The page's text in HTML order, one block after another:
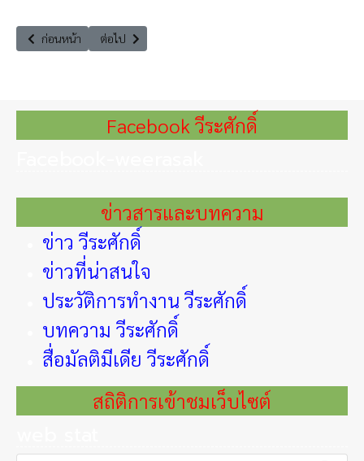
เนื้อหาก่อนหน้า: The Leader Insight "ฟื้นชีวิต...โรงเรียนป่าไม้แพร่"
ก่อนหน้า เนื้อหาถัดไป: รายการทันข่าววุฒิสภา “เศรษฐกิจภายใต้ผืนป่
ต่อไป
Facebook วีระศักดิ์
ข่าวสารและบทความ
ข่าว วีระศักดิ์
ข่าวที่น่าสนใจ
ประวัติการทำงาน วีระศักดิ์
บทความ วีระศักดิ์
สื่อมัลติมีเดีย วีระศักดิ์
สถิติการเข้าชมเว็บไซต์